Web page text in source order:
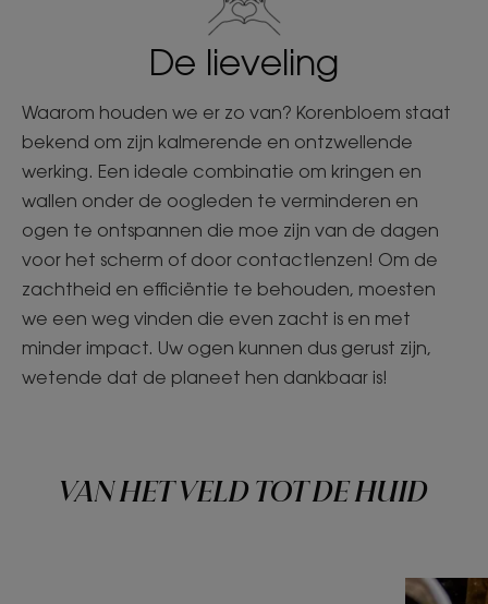
De lieveling
Waarom houden we er zo van? Korenbloem staat
bekend om zijn kalmerende en ontzwellende
werking. Een ideale combinatie om kringen en
wallen onder de oogleden te verminderen en
ogen te ontspannen die moe zijn van de dagen
voor het scherm of door contactlenzen! Om de
zachtheid en efficiëntie te behouden, moesten
we een weg vinden die even zacht is en met
minder impact. Uw ogen kunnen dus gerust zijn,
wetende dat de planeet hen dankbaar is!
VAN HET VELD TOT DE HUID